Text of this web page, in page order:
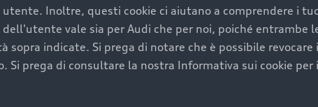
a uno stato migliore del veicolo e a una maggiore
completa della vettura certifica una manutenzione
buona conservazione evidenzia cura e attenzione del
componenti principali in ottimo stato garantiscono
Inoltre, questi cookie ci aiutano a comprendere i
vale sia per Audi che per noi, poiché entrambe
sopra indicate. Si prega di notare che è possibile
Si prega di consultare la nostra Informativa sui cookie per